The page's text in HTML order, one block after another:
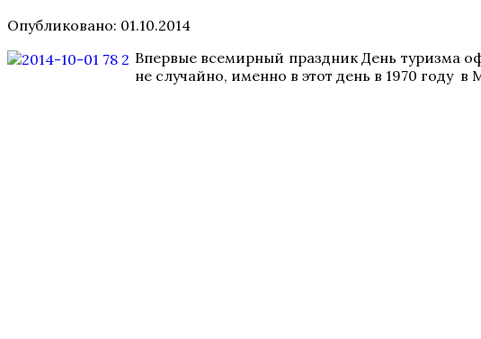
Опубликовано: 01.10.2014
Впервые всемирный праздник День туризма
не случайно, именно в этот день в 1970 году